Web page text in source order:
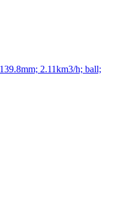
2.11km3/h; ball;